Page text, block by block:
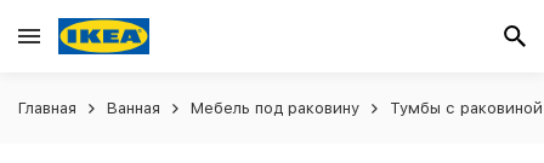
Главная Ванная Мебель под раковину Тумбы с раковиной